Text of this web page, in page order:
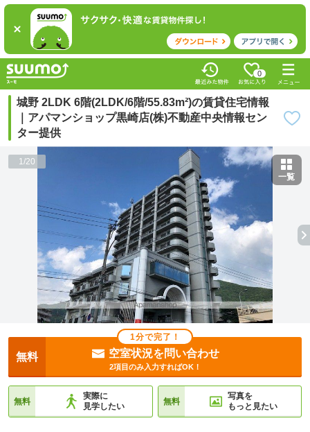
0
城野 2LDK 6階(2LDK/6階/55.83m²)の賃貸住宅情報
｜アパマンショップ黒崎店(株)不動産中央情報セン
ター提供
1/20
一覧
1分で完了！
無料 空室状況を問い合わせ
2項目のみ入力すればOK！
無料
実際に
見学したい
無料
写真を
もっと見たい